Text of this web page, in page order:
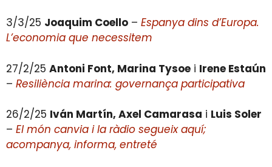
3/3/25 Joaquim Coello – Espanya dins d’Europa.
L’economia que necessitem
27/2/25 Antoni Font, Marina Tysoe i Irene Estaún
– Resiliència marina: governança participativa
26/2/25 Iván Martín, Axel Camarasa i Luis Soler
– El món canvia i la ràdio segueix aquí;
acompanya, informa, entreté